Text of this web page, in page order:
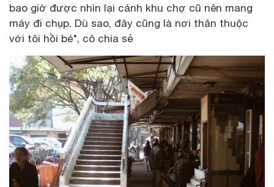
bao giờ được nhìn lại cảnh khu chợ cũ nên mang
máy đi chụp. Dù sao, đây cũng là nơi thân thuộc
với tôi hồi bé", cô chia sẻ